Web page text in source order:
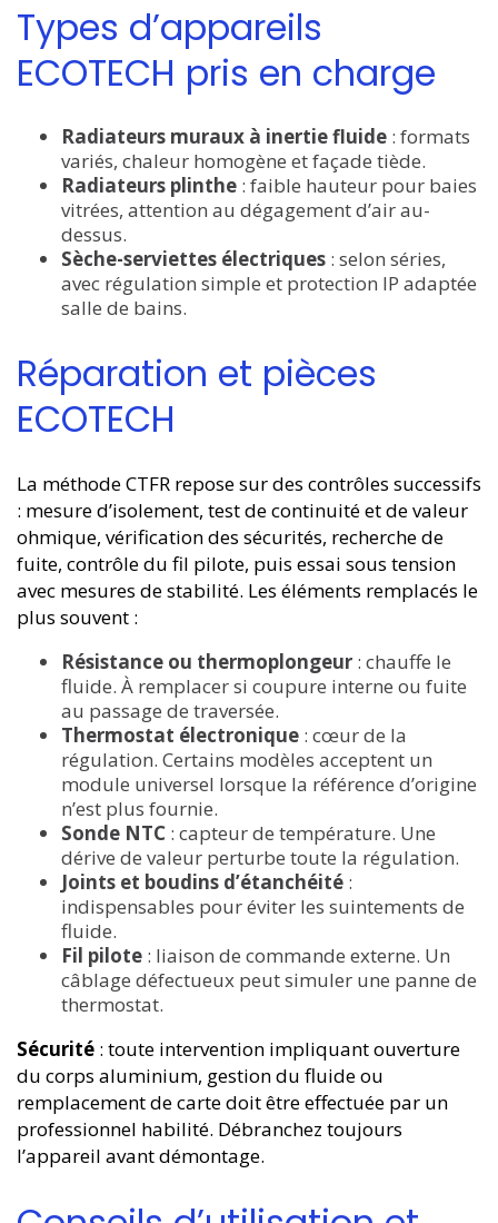
Types d’appareils
ECOTECH pris en charge
Radiateurs muraux à inertie fluide : formats
variés, chaleur homogène et façade tiède.
Radiateurs plinthe : faible hauteur pour baies
vitrées, attention au dégagement d’air au-
dessus.
Sèche-serviettes électriques : selon séries,
avec régulation simple et protection IP adaptée
salle de bains.
Réparation et pièces
ECOTECH
La méthode CTFR repose sur des contrôles successifs
: mesure d’isolement, test de continuité et de valeur
ohmique, vérification des sécurités, recherche de
fuite, contrôle du fil pilote, puis essai sous tension
avec mesures de stabilité. Les éléments remplacés le
plus souvent :
Résistance ou thermoplongeur : chauffe le
fluide. À remplacer si coupure interne ou fuite
au passage de traversée.
Thermostat électronique : cœur de la
régulation. Certains modèles acceptent un
module universel lorsque la référence d’origine
n’est plus fournie.
Sonde NTC : capteur de température. Une
dérive de valeur perturbe toute la régulation.
Joints et boudins d’étanchéité :
indispensables pour éviter les suintements de
fluide.
Fil pilote : liaison de commande externe. Un
câblage défectueux peut simuler une panne de
thermostat.
Sécurité : toute intervention impliquant ouverture
du corps aluminium, gestion du fluide ou
remplacement de carte doit être effectuée par un
professionnel habilité. Débranchez toujours
l’appareil avant démontage.